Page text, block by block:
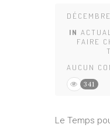
IN
FAIRE
AUCUN
341
Le Temps